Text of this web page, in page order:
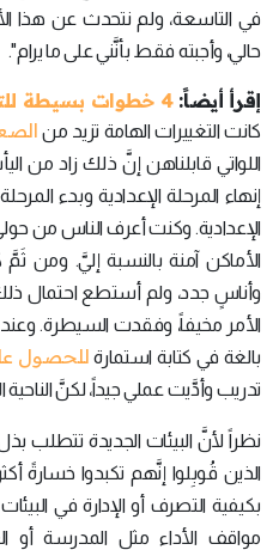
في التاسعة، ولم نتحدث عن هذا
حالي، وأجبته فقط بأنَّني على ما يرام".
إقرأ أيضاً:4 خطوات بسيطة للتخلص من الشعور بالوحدة
كانت التغييرات الهامة تزيد من
اللواتي قابلناهن إنَّ ذلك زاد من
إنهاء المرحلة الإعدادية وبدء
الإعدادية. وكنت أعرف الناس من
الأماكن آمنة بالنسبة إليَّ. ومن
وأناسٍ جدد، ولم أستطع احتمال
الأمر مخيفاً، وفقدت السيطرة.
بالغة في كتابة استمارة للحصول
تدريب وأدَّيت عملي جيداً، لكنَّ الناحية
نظراً لأنَّ البيئات الجديدة تتطلب
الذين قُوبِلوا إنَّهم تكبدوا
بكيفية التصرف أو الإدارة في
مواقف الأداء مثل المدرسة